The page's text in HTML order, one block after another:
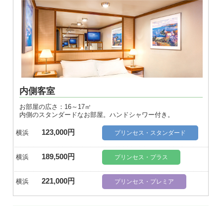
内側客室
お部屋の広さ：16～17㎡
内側のスタンダードなお部屋。ハンドシャワー付き。
横浜 123,000円 プリンセス・スタンダード
横浜 189,500円 プリンセス・プラス
横浜 221,000円 プリンセス・プレミア